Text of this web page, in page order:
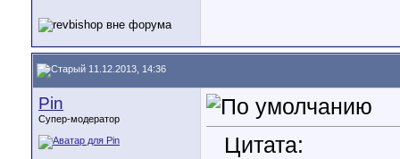
11.12.2013, 14:36
Pin
Супер-модератор
Цитата: